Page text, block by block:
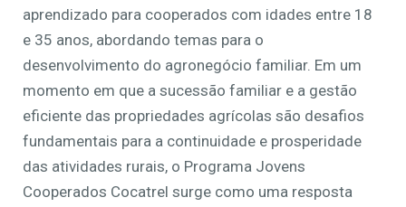
aprendizado para cooperados com idades entre 18
e 35 anos, abordando temas para o
desenvolvimento do agronegócio familiar. Em um
momento em que a sucessão familiar e a gestão
eficiente das propriedades agrícolas são desafios
fundamentais para a continuidade e prosperidade
das atividades rurais, o Programa Jovens
Cooperados Cocatrel surge como uma resposta